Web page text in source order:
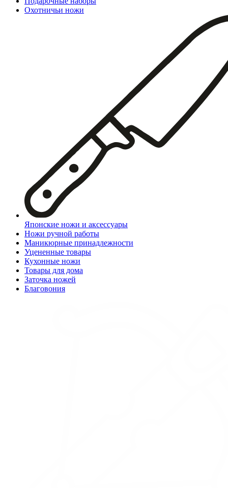
Охотничьи ножи
Японские ножи и аксессуары
Ножи ручной работы
Маникюрные принадлежности
Уцененные товары
Кухонные ножи
Товары для дома
Заточка ножей
Благовония